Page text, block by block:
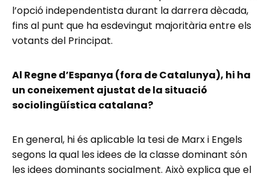
l’opció independentista durant la darrera dècada,
fins al punt que ha esdevingut majoritària entre els
votants del Principat.
Al Regne d’Espanya (fora de Catalunya), hi ha
un coneixement ajustat de la situació
sociolingüística catalana?
En general, hi és aplicable la tesi de Marx i Engels
segons la qual les idees de la classe dominant són
les idees dominants socialment. Això explica que el